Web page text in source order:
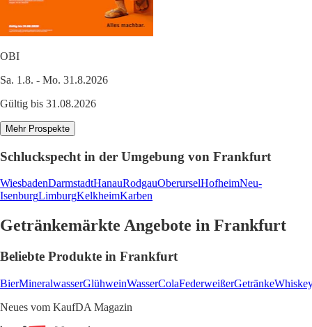
OBI
Sa. 1.8. - Mo. 31.8.2026
Gültig bis 31.08.2026
Mehr Prospekte
Schluckspecht in der Umgebung von Frankfurt
WiesbadenDarmstadtHanauRodgauOberurselHofheimNeu-
IsenburgLimburgKelkheimKarben
Getränkemärkte Angebote in Frankfurt
Beliebte Produkte in Frankfurt
BierMineralwasserGlühweinWasserColaFederweißerGetränke
Neues vom KaufDA Magazin